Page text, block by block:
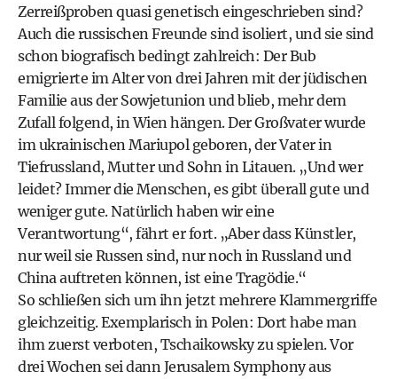
Zerreißproben quasi genetisch eingeschrieben sind?
Auch die russischen Freunde sind isoliert, und sie sind
schon biografisch bedingt zahlreich: Der Bub
emigrierte im Alter von drei Jahren mit der jüdischen
Familie aus der Sowjetunion und blieb, mehr dem
Zufall folgend, in Wien hängen. Der Großvater wurde
im ukrainischen Mariupol geboren, der Vater in
Tiefrussland, Mutter und Sohn in Litauen. „Und wer
leidet? Immer die Menschen, es gibt überall gute und
weniger gute. Natürlich haben wir eine
Verantwortung“, fährt er fort. „Aber dass Künstler,
nur weil sie Russen sind, nur noch in Russland und
China auftreten können, ist eine Tragödie.“
So schließen sich um ihn jetzt mehrere Klammergriffe
gleichzeitig. Exemplarisch in Polen: Dort habe man
ihm zuerst verboten, Tschaikowsky zu spielen. Vor
drei Wochen sei dann Jerusalem Symphony aus